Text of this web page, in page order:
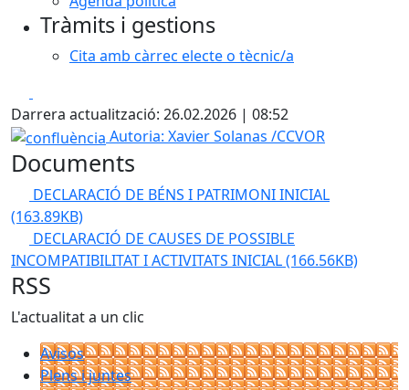
Tràmits i gestions
Cita amb càrrec electe o tècnic/a
Darrera actualització: 26.02.2026 | 08:52
confluència
Autoria: Xavier Solanas /CCVOR
Documents
DECLARACIÓ DE BÉNS I PATRIMONI INICIAL
(163.89KB)
DECLARACIÓ DE CAUSES DE POSSIBLE
INCOMPATIBILITAT I ACTIVITATS INICIAL(166.56KB)
RSS
L'actualitat a un clic
Avisos
Plens i juntes